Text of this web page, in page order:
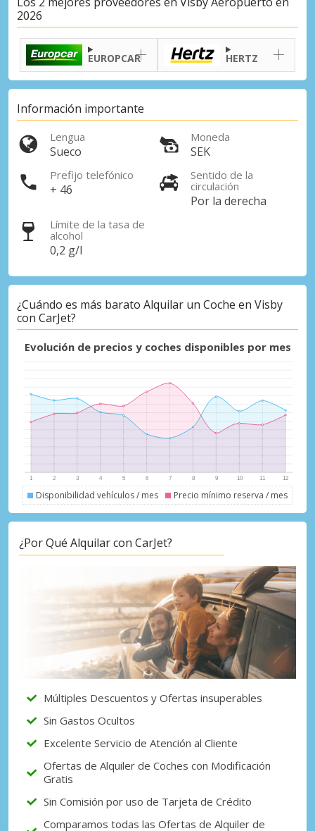
2026
EUROPCAR HERTZ
Información importante
Lengua
Sueco
Moneda
SEK
Prefijo telefónico
+ 46
Sentido de la
circulación
Por la derecha
Límite de la tasa de
alcohol
0,2 g/l
¿Cuándo es más barato Alquilar un Coche en Visby
con CarJet?
Evolución de precios y coches disponibles por mes
Disponibilidad vehículos / mes Precio mínimo reserva / mes
¿Por Qué Alquilar con CarJet?
Múltiples Descuentos y Ofertas insuperables
Sin Gastos Ocultos
Excelente Servicio de Atención al Cliente
Ofertas de Alquiler de Coches con Modificación
Gratis
Sin Comisión por uso de Tarjeta de Crédito
Comparamos todas las Ofertas de Alquiler de
Descuentos especiales
Accede a ofertas exclusivas de nuestros
Iniciar sesión con eLink